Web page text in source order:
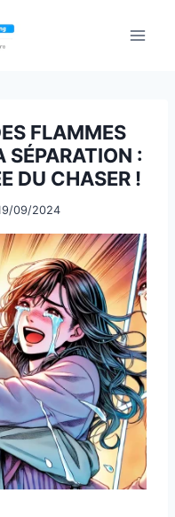
FLAMMES
SÉPARATION :
DU CHASER !
09/2024